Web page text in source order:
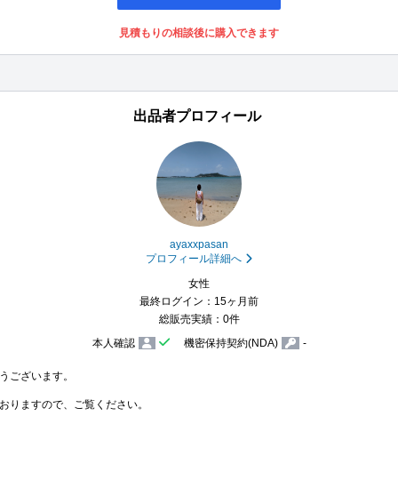
見積もりの相談後に購入できます
出品者プロフィール
ayaxxpasan
プロフィール詳細へ
女性
最終ログイン：15ヶ月前
総販売実績：0件
本人確認
機密保持契約(NDA) -
ございます。
りますので、ご覧ください。